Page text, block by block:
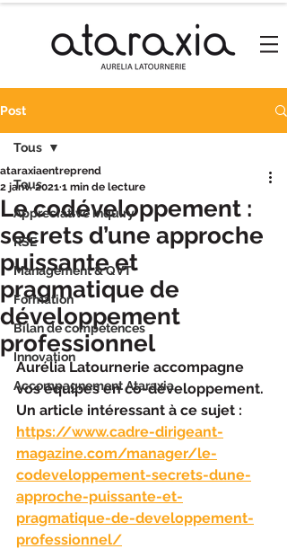
Post
Tous
Appreciative inquiry
RSE
Management & QVT
Formation
Bilan de compétences
Innovation
Accompagnement Ataraxia
Tous
Le codéveloppement :
secrets d’une approche
puissante et
pragmatique de
développement
professionnel
ataraxiaentreprend
2 janv. 2021 1 min de lecture
Aurélia Latournerie accompagne
vos équipes en co-développement.
Un article intéressant à ce sujet :
https://www.cadre-dirigeant-
magazine.com/manager/le-
codeveloppement-secrets-dune-
approche-puissante-et-
pragmatique-de-developpement-
professionnel/